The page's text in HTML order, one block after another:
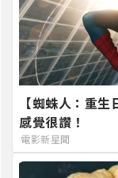
【蜘蛛人：重
感覺很讚！
電影新星聞